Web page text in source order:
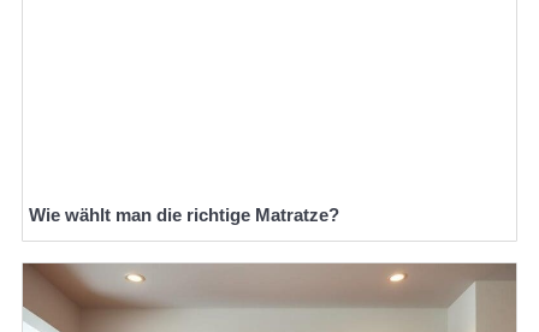
Wie wählt man die richtige Matratze?